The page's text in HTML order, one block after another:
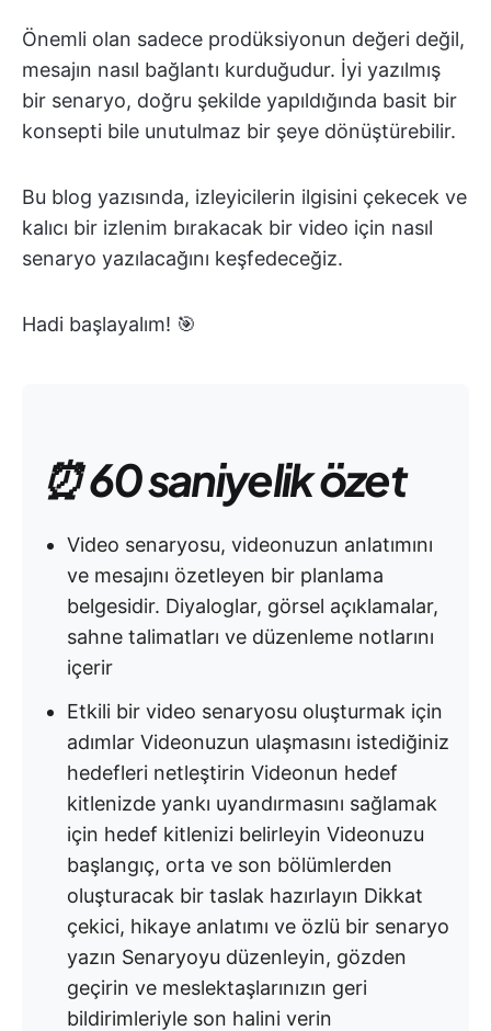
Önemli olan sadece prodüksiyonun değeri değil,
mesajın nasıl bağlantı kurduğudur. İyi yazılmış
bir senaryo, doğru şekilde yapıldığında basit bir
konsepti bile unutulmaz bir şeye dönüştürebilir.
Bu blog yazısında, izleyicilerin ilgisini çekecek ve
kalıcı bir izlenim bırakacak bir video için nasıl
senaryo yazılacağını keşfedeceğiz.
Hadi başlayalım! 🎯
⏰ 60 saniyelik özet
Video senaryosu, videonuzun anlatımını
ve mesajını özetleyen bir planlama
belgesidir. Diyaloglar, görsel açıklamalar,
sahne talimatları ve düzenleme notlarını
içerir
Etkili bir video senaryosu oluşturmak için
adımlar Videonuzun ulaşmasını istediğiniz
hedefleri netleştirin Videonun hedef
kitlenizde yankı uyandırmasını sağlamak
için hedef kitlenizi belirleyin Videonuzu
başlangıç, orta ve son bölümlerden
oluşturacak bir taslak hazırlayın Dikkat
çekici, hikaye anlatımı ve özlü bir senaryo
yazın Senaryoyu düzenleyin, gözden
geçirin ve meslektaşlarınızın geri
bildirimleriyle son halini verin